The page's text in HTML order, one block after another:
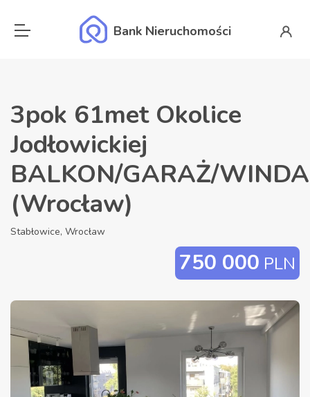
Bank Nieruchomości
3pok 61met Okolice
Jodłowickiej
BALKON/GARAŻ/WINDA
(Wrocław)
Stabłowice, Wrocław
750 000 PLN